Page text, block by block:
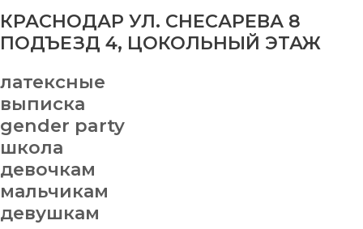
КРАСНОДАР УЛ. СНЕСАРЕВА 8
ПОДЪЕЗД 4, ЦОКОЛЬНЫЙ ЭТАЖ
латексные
выписка
gender party
школа
девочкам
мальчикам
девушкам